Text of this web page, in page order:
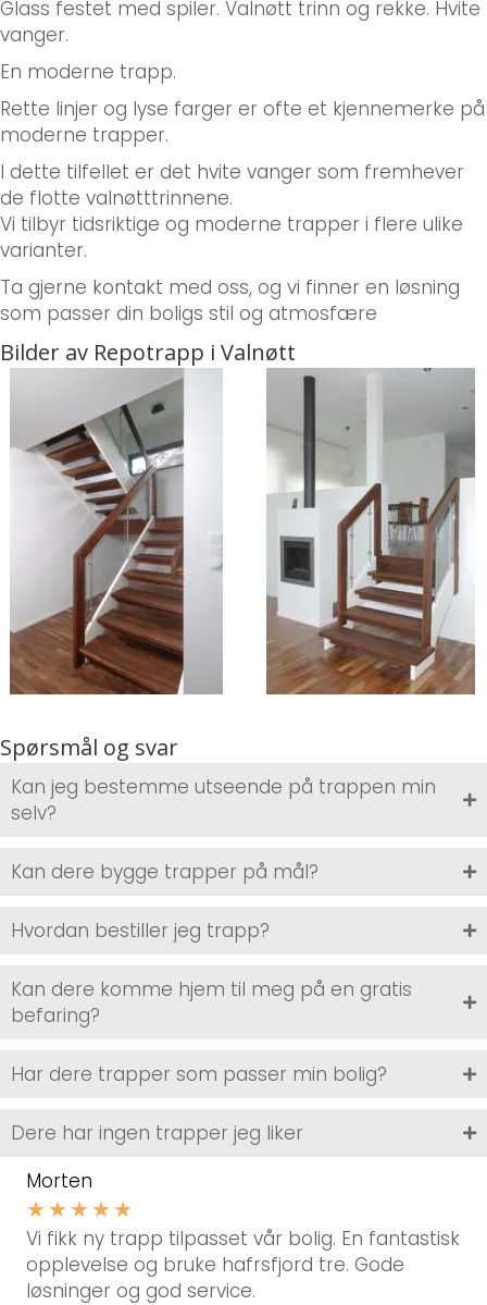
Glass festet med spiler. Valnøtt trinn og rekke. Hvite
vanger.
En moderne trapp.
Rette linjer og lyse farger er ofte et kjennemerke på
moderne trapper.
I dette tilfellet er det hvite vanger som fremhever
de flotte valnøtttrinnene.
Vi tilbyr tidsriktige og moderne trapper i flere ulike
varianter.
Ta gjerne kontakt med oss, og vi finner en løsning
som passer din boligs stil og atmosfære
Bilder av Repotrapp i Valnøtt
Spørsmål og svar
Kan jeg bestemme utseende på trappen min
selv?
Kan dere bygge trapper på mål?
Hvordan bestiller jeg trapp?
Kan dere komme hjem til meg på en gratis
befaring?
Har dere trapper som passer min bolig?
Dere har ingen trapper jeg liker
Morten
★★★★★
Vi fikk ny trapp tilpasset vår bolig. En fantastisk
opplevelse og bruke hafrsfjord tre. Gode
løsninger og god service.
Adresse*
Send